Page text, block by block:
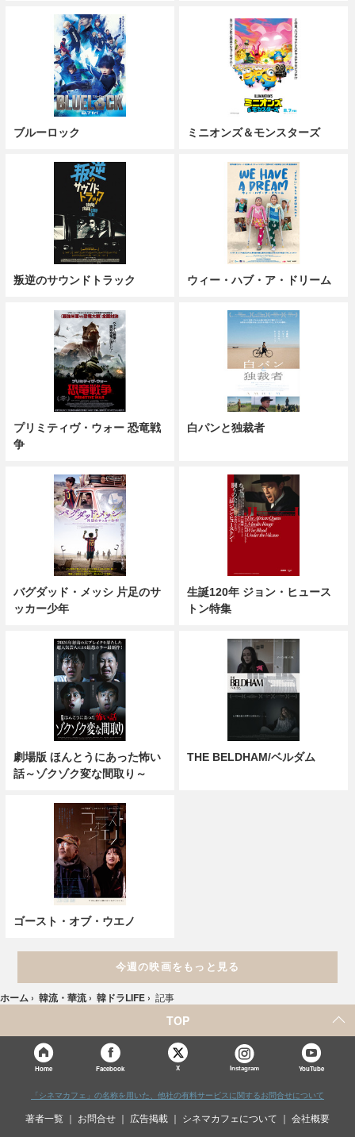
ブルーロック ミニオンズ＆モンスターズ
叛逆のサウンドトラック ウィー・ハブ・ア・ドリーム
プリミティヴ・ウォー 恐竜戦
争
白パンと独裁者
バグダッド・メッシ 片足のサ
ッカー少年
生誕120年 ジョン・ヒュース
トン特集
劇場版 ほんとうにあった怖い
話～ゾクゾク変な間取り～
THE BELDHAM/ベルダム
ゴースト・オブ・ウエノ
今週の映画をもっと見る
ホーム › 韓流・華流 › 韓ドラLIFE › 記事
TOP
Home Facebook X Instagram YouTube
「シネマカフェ」の名称を用いた、他社の有料サービスに関するお問合せについて
著者一覧 お問合せ 広告掲載 シネマカフェについて 会社概要